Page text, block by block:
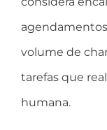
volume de
tarefas que
humana.